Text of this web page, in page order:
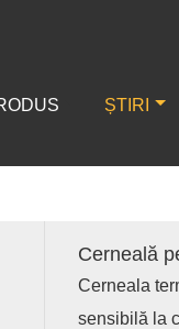
ȘTIRI
Cerneală
Cerneala
sensibilă la